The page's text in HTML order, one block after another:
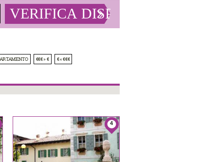
€€€ » € € « €€€
4